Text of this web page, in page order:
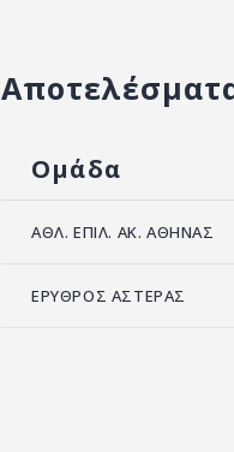
Ομάδα
ΑΘΛ. ΕΠΙΛ. ΑΚ. ΑΘΗΝΑΣ
ΕΡΥΘΡΟΣ ΑΣΤΕΡΑΣ